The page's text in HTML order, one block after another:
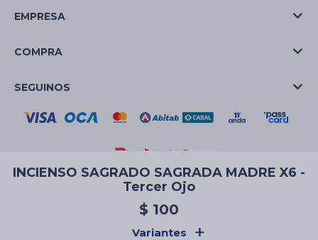
INCIENSO SAGRADO SAGRADA MADRE X6 -
Tercer Ojo
$ 100
Variantes
EMPRESA
COMPRA
SEGUINOS
© Copyright 2026 / La Casa de las Velas